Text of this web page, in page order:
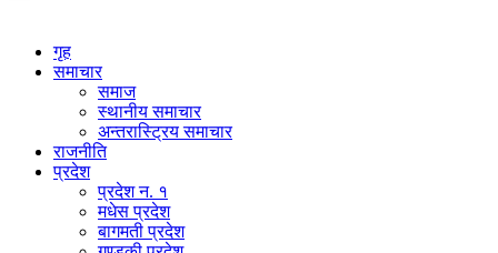
गृह
समाचार
समाज
स्थानीय समाचार
अन्तरास्ट्रिय समाचार
राजनीति
प्रदेश
प्रदेश न. १
मधेस प्रदेश
बागमती प्रदेश